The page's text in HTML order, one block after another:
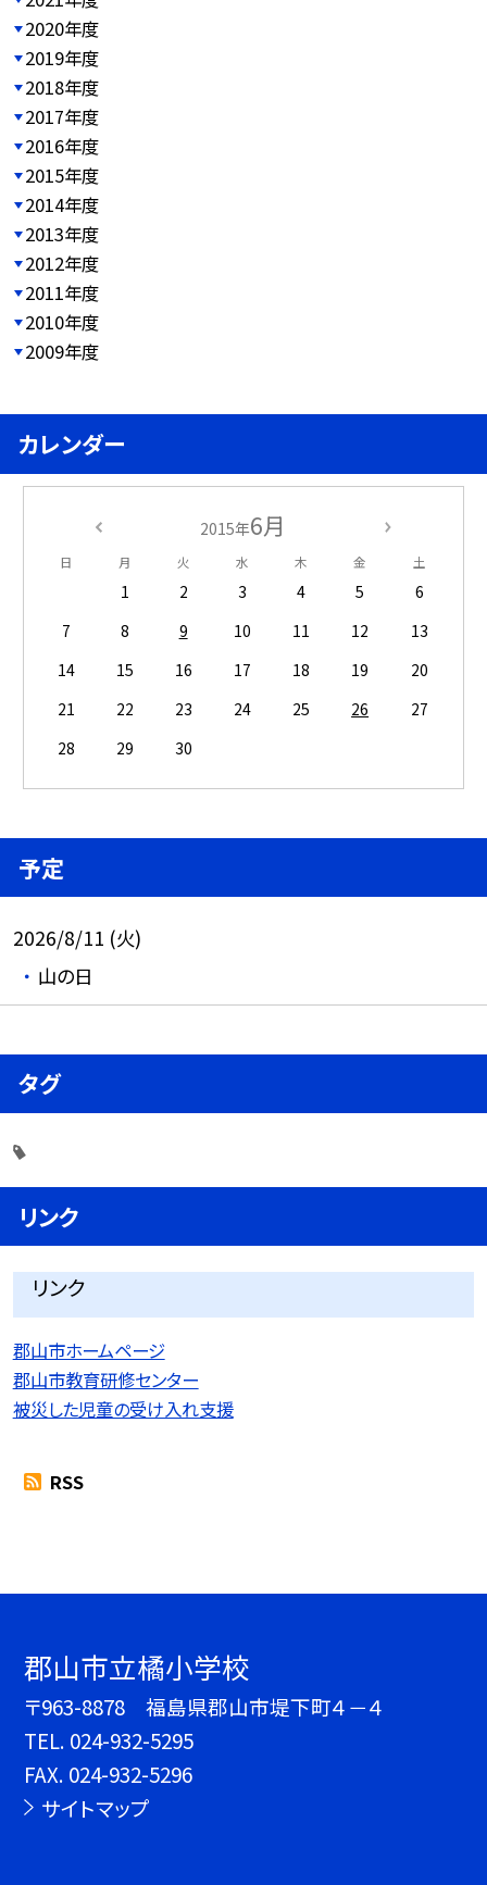
2020年度
2019年度
2018年度
2017年度
2016年度
2015年度
2014年度
2013年度
2012年度
2011年度
2010年度
2009年度
カレンダー
2015年6月
日 月 火 水 木 金 土
1 2 3 4 5
6
7
8 9 10 11 12
13
14
15 16 17 18 19
20
21
22 23 24 25 26
27
28
29 30
予定
2026/8/11 (火)
山の日
タグ
リンク
リンク
郡山市ホームページ
郡山市教育研修センター
被災した児童の受け入れ支援
RSS
郡山市立橘小学校
〒963-8878 福島県郡山市堤下町４－４
TEL. 024-932-5295
FAX. 024-932-5296
サイトマップ